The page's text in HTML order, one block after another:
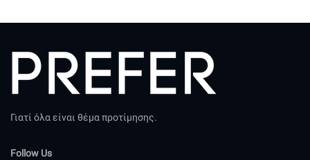
Γιατί όλα είναι θέμα προτίμησης.
Follow Us